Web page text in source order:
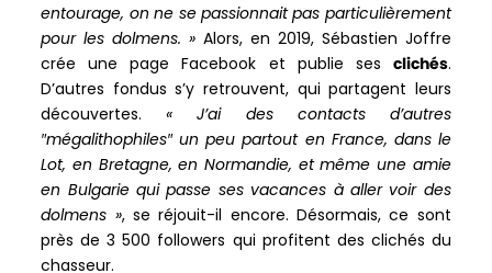
entourage, on ne se passionnait pas particulièrement
pour les dolmens. » Alors, en 2019, Sébastien Joffre
crée une page Facebook et publie ses clichés.
D’autres fondus s’y retrouvent, qui partagent leurs
découvertes.« J’ai des contacts d’autres
″mégalithophiles″ un peu partout en France, dans le
Lot, en Bretagne, en Normandie, et même une amie
en Bulgarie qui passe ses vacances à aller voir des
dolmens », se réjouit-il encore. Désormais, ce sont
près de 3 500 followers qui profitent des clichés du
chasseur.